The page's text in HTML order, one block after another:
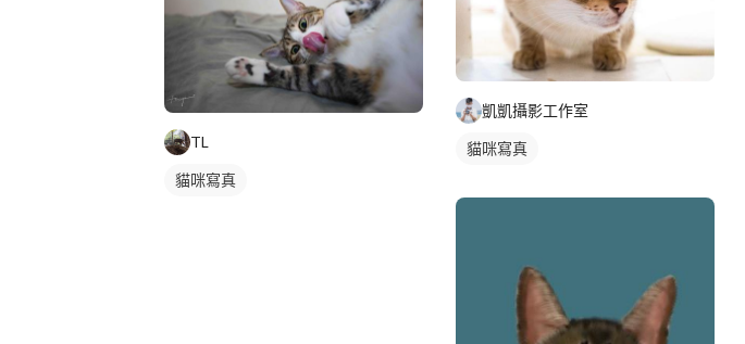
TL
貓咪寫真
凱凱攝影工作室
貓咪寫真